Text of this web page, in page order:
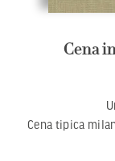
Cena
Cena tipica